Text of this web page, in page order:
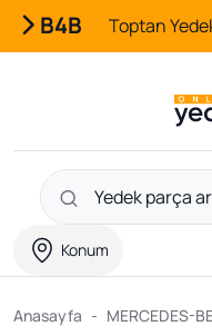
B4B Toptan
Konum
Anasayfa MERCEDES-